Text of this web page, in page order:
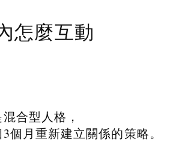
怎麼互動
合型人格，
個月重新建立關係的策略。